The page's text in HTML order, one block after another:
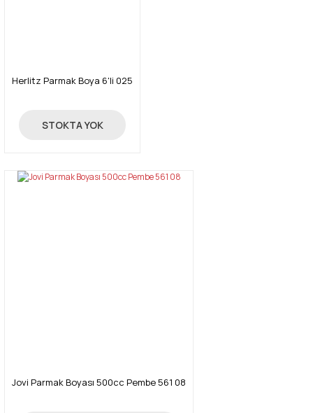
Herlitz Parmak Boya 6'li 025
22,91 TL
STOKTA YOK
Jovi Parmak Boyası 500cc Pembe 561 08